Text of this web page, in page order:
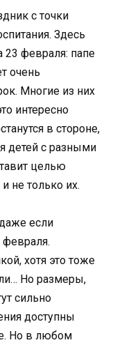
с точки
Здесь
23 февраля: папе
очень
Многие из них
интересно
в стороне,
детей с разными
целью
не только их.
если
февраля.
хотя это тоже
Но размеры,
сильно
доступны
Но в любом